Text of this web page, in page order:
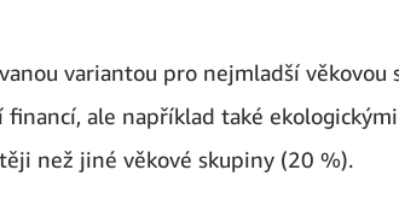
variantou pro nejmladší věkovou
ale například také
než jiné věkové skupiny (20 %).